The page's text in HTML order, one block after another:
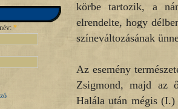
*
körbe tartozik, a
elrendelte, hogy
színeváltozásának
Az esemény
Zsigmond, majd az
Halála után mégis (I.)